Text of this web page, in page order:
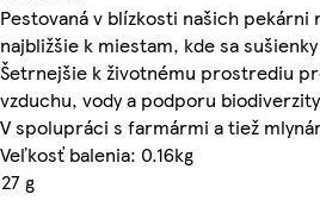
Pestovaná v blízkosti našich pekárni
najbližšie k miestam, kde sa
Šetrnejšie k životnému prostrediu
vzduchu, vody a podporu
V spolupráci s farmármi a tiež
Veľkosť balenia: 0.16kg
27 g